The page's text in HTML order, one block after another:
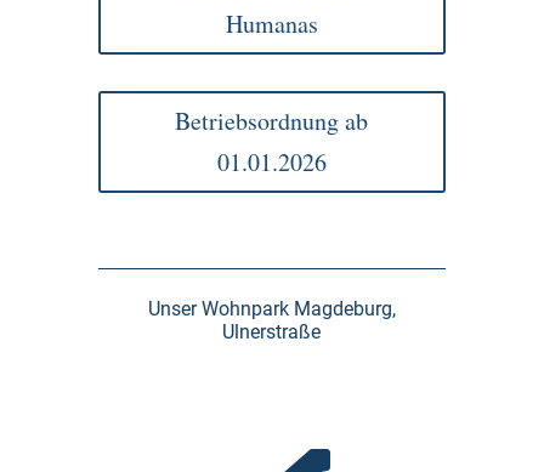
Humanas
Betriebsordnung ab
01.01.2026
Unser Wohnpark Magdeburg,
Ulnerstraße